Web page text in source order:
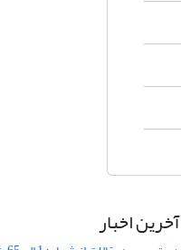
آخرین اخبار